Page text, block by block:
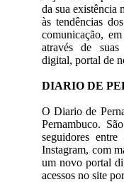
da sua existência
às tendências
comunicação,
através de
digital, portal de
DIARIO DE
O Diario de
Pernambuco.
seguidores
Instagram, com
um novo portal
acessos no site